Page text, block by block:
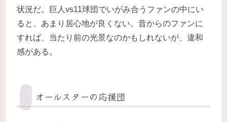
状況だ。巨人vs11球団でいがみ合うファンの中にい
ると、あまり居心地が良くない。昔からのファンに
すれば、当たり前の光景なのかもしれないが、違和
感がある。
オールスターの応援団